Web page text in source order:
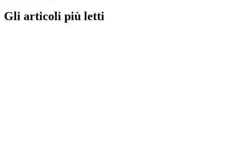
Gli articoli più letti